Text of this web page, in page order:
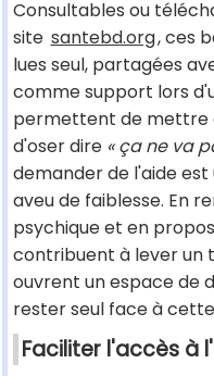
Consultables ou
site santebd.org, ces
lues seul, partagées
comme support lors
permettent de mettre
d'oser dire « ça ne va
demander de l'aide
aveu de faiblesse. En
psychique et en
contribuent à lever un
ouvrent un espace de
rester seul face à
Faciliter l'accès à